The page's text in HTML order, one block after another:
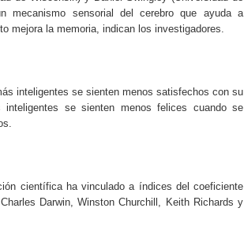
en internet
los últimos años
mecanismo sensorial del cerebro que ayuda a
mejora la memoria, indican los investigadores.
inteligentes se sienten menos satisfechos con su
se sienten menos felices cuando se
científica ha vinculado a índices del coeficiente
Darwin, Winston Churchill, Keith Richards y